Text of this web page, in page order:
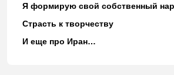
Я формирую свой собственный
Страсть к творчеству
И еще про Иран…